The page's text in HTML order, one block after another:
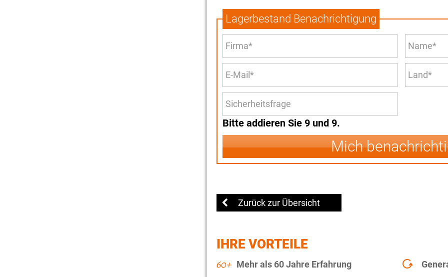
Lagerbestand Benachrichtigung
Bitte addieren Sie 9 und 9.
Mich
Zurück zur Übersicht
IHRE VORTEILE
Mehr als 60 Jahre Erfahrung